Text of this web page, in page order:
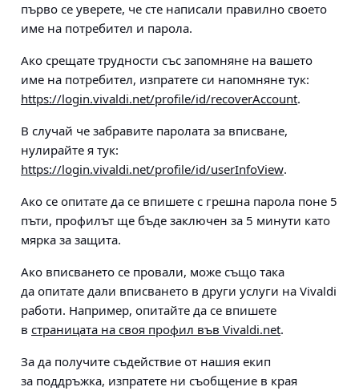
първо се уверете, че сте написали правилно своето
име на потребител и парола.
Ако срещате трудности със запомняне на вашето
име на потребител, изпратете си напомняне тук:
https://login.vivaldi.net/profile/id/recoverAccount.
В случай че забравите паролата за вписване,
нулирайте я тук:
https://login.vivaldi.net/profile/id/userInfoView.
Ако се опитате да се впишете с грешна парола поне 5
пъти, профилът ще бъде заключен за 5 минути като
мярка за защита.
Ако вписването се провали, може също така
да опитате дали вписването в други услуги на Vivaldi
работи. Например, опитайте да се впишете
в страницата на своя профил във Vivaldi.net.
За да получите съдействие от нашия екип
за поддръжка, изпратете ни съобщение в края